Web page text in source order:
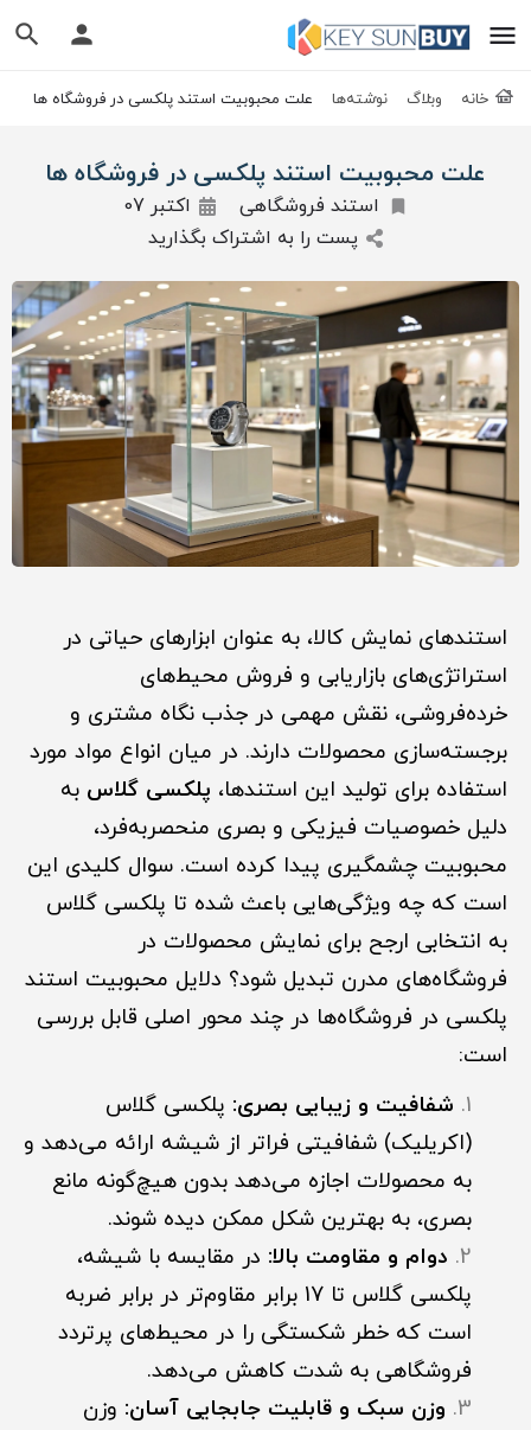
خانه وبلاگ نوشته‌ها علت محبوبیت استند پلکسی در فروشگاه ها
علت محبوبیت استند پلکسی در فروشگاه ها
استند فروشگاهی
اکتبر 07
پست را به اشتراک بگذارید
استندهای نمایش کالا، به عنوان ابزارهای حیاتی در
استراتژی‌های بازاریابی و فروش محیط‌های
خرده‌فروشی، نقش مهمی در جذب نگاه مشتری و
برجسته‌سازی محصولات دارند. در میان انواع مواد مورد
استفاده برای تولید این استندها، پلکسی گلاس به
دلیل خصوصیات فیزیکی و بصری منحصربه‌فرد،
محبوبیت چشمگیری پیدا کرده است. سوال کلیدی این
است که چه ویژگی‌هایی باعث شده تا پلکسی گلاس
به انتخابی ارجح برای نمایش محصولات در
فروشگاه‌های مدرن تبدیل شود؟ دلایل محبوبیت استند
پلکسی در فروشگاه‌ها در چند محور اصلی قابل بررسی
است:
شفافیت و زیبایی بصری: پلکسی گلاس
(اکریلیک) شفافیتی فراتر از شیشه ارائه می‌دهد و
به محصولات اجازه می‌دهد بدون هیچ‌گونه مانع
بصری، به بهترین شکل ممکن دیده شوند.
دوام و مقاومت بالا: در مقایسه با شیشه،
پلکسی گلاس تا 17 برابر مقاوم‌تر در برابر ضربه
است که خطر شکستگی را در محیط‌های پرتردد
فروشگاهی به شدت کاهش می‌دهد.
وزن سبک و قابلیت جابجایی آسان: وزن